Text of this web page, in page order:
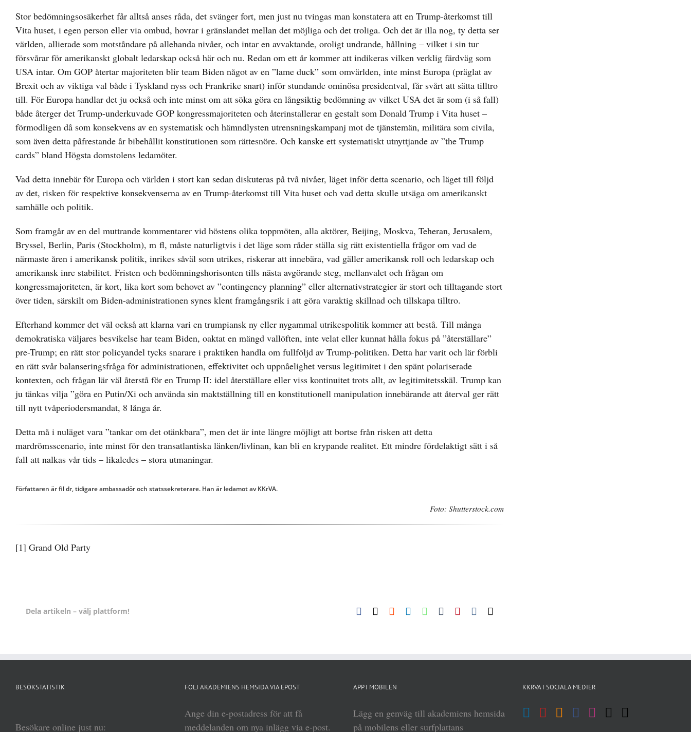
Stor bedömningsosäkerhet får alltså anses råda, det svänger fort, men just nu tvingas man konstatera att en Trump-återkomst till
Vita huset, i egen person eller via ombud, hovrar i gränslandet mellan det möjliga och det troliga. Och det är illa nog, ty detta ser
världen, allierade som motståndare på allehanda nivåer, och intar en avvaktande, oroligt undrande, hållning – vilket i sin tur
försvårar för amerikanskt globalt ledarskap också här och nu. Redan om ett år kommer att indikeras vilken verklig färdväg som
USA intar. Om GOP återtar majoriteten blir team Biden något av en ”lame duck” som omvärlden, inte minst Europa (präglat av
Brexit och av viktiga val både i Tyskland nyss och Frankrike snart) inför stundande ominösa presidentval, får svårt att sätta tilltro
till. För Europa handlar det ju också och inte minst om att söka göra en långsiktig bedömning av vilket USA det är som (i så fall)
både återger det Trump-underkuvade GOP kongressmajoriteten och återinstallerar en gestalt som Donald Trump i Vita huset –
förmodligen då som konsekvens av en systematisk och hämndlysten utrensningskampanj mot de tjänstemän, militära som civila,
som även detta påfrestande år bibehållit konstitutionen som rättesnöre. Och kanske ett systematiskt utnyttjande av ”the Trump
cards” bland Högsta domstolens ledamöter.
Vad detta innebär för Europa och världen i stort kan sedan diskuteras på två nivåer, läget inför detta scenario, och läget till följd
av det, risken för respektive konsekvenserna av en Trump-återkomst till Vita huset och vad detta skulle utsäga om amerikanskt
samhälle och politik.
Som framgår av en del muttrande kommentarer vid höstens olika toppmöten, alla aktörer, Beijing, Moskva, Teheran, Jerusalem,
Bryssel, Berlin, Paris (Stockholm), m fl, måste naturligtvis i det läge som råder ställa sig rätt existentiella frågor om vad de
närmaste åren i amerikansk politik, inrikes såväl som utrikes, riskerar att innebära, vad gäller amerikansk roll och ledarskap och
amerikansk inre stabilitet. Fristen och bedömningshorisonten tills nästa avgörande steg, mellanvalet och frågan om
kongressmajoriteten, är kort, lika kort som behovet av ”contingency planning” eller alternativstrategier är stort och tilltagande stort
över tiden, särskilt om Biden-administrationen synes klent framgångsrik i att göra varaktig skillnad och tillskapa tilltro.
Efterhand kommer det väl också att klarna vari en trumpiansk ny eller nygammal utrikespolitik kommer att bestå. Till många
demokratiska väljares besvikelse har team Biden, oaktat en mängd vallöften, inte velat eller kunnat hålla fokus på ”återställare”
pre-Trump; en rätt stor policyandel tycks snarare i praktiken handla om fullföljd av Trump-politiken. Detta har varit och lär förbli
en rätt svår balanseringsfråga för administrationen, effektivitet och uppnåelighet versus legitimitet i den spänt polariserade
kontexten, och frågan lär väl återstå för en Trump II: idel återställare eller viss kontinuitet trots allt, av legitimitetsskäl. Trump kan
ju tänkas vilja ”göra en Putin/Xi och använda sin maktställning till en konstitutionell manipulation innebärande att återval ger rätt
till nytt tvåperiodersmandat, 8 långa år.
Detta må i nuläget vara ”tankar om det otänkbara”, men det är inte längre möjligt att bortse från risken att detta
mardrömsscenario, inte minst för den transatlantiska länken/livlinan, kan bli en krypande realitet. Ett mindre fördelaktigt sätt i så
fall att nalkas vår tids – likaledes – stora utmaningar.
Författaren är fil dr, tidigare ambassadör och statssekreterare. Han är ledamot av KKrVA.
Foto: Shutterstock.com
[1] Grand Old Party
Dela artikeln – välj plattform! Facebook RedditLinkedInWhatsApp
TumblrPinterest
Vk
BESÖKSTATISTIK
Besökare online just nu:
FÖLJ AKADEMIENS HEMSIDA VIA EPOST
Ange din e-postadress för att få
meddelanden om nya inlägg via e-post.
APP I MOBILEN
Lägg en genväg till akademiens hemsida
på mobilens eller surfplattans
KKRVA I SOCIALA MEDIER